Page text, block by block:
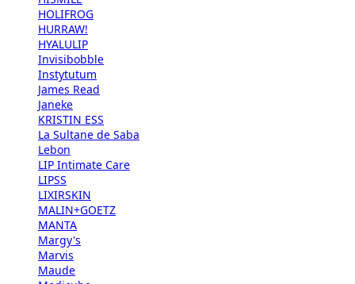
HOLIFROG
HURRAW!
HYALULIP
Invisibobble
Instytutum
James Read
Janeke
KRISTIN ESS
La Sultane de Saba
Lebon
LIP Intimate Care
LIPSS
LIXIRSKIN
MALIN+GOETZ
MANTA
Margy's
Marvis
Maude